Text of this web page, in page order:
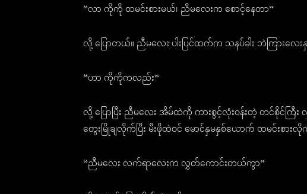
“လာ ကိုကို ထမင်းစားမယ်၊ ညီမလေးက စောင့်နေတာ”
လို့ ပြောတယ်။ ညီမလေး ပါးပြင်ထက်က သနပ်ခါး ဘဲကြားလ
“ဟာ ကိုကိုကလည်း”
လို့ ပြောပြီး ညီမလေး အိမ်ထဲကို ကားစွင့်လုံးဝန်းတဲ့ တင်စိုင်ကြီး
တွေးမြိုချလိုက်ပြီး မီးဖိုထဲဝင် မောင်နှမနှစ်ယောက် ထမင်းစာ
“ညီမလေး လက်ရာလေးက လွှတ်ကောင်းတယ်ကွာ”